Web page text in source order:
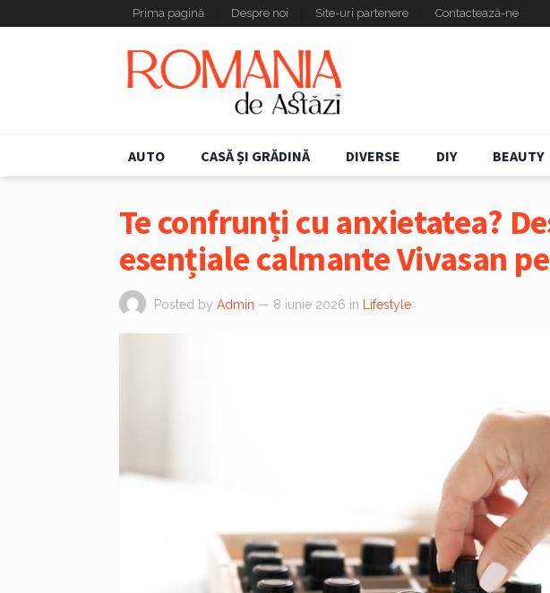
Prima pagină Despre noi Site-uri partenere Contactează-ne
AUTO CASĂ ȘI GRĂDINĂ DIVERSE DIY BEAUTY
Te confrunți cu anxietatea?
esențiale calmante Vivasan
Posted by Admin — 8 iunie 2026 in Lifestyle